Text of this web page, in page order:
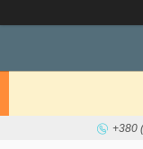
+380